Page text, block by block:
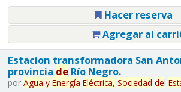
Hacer reserva
Agregar al
Estacion transformadora San
provincia deRío Negro.
por Agua y Energía Eléctrica, Sociedad del